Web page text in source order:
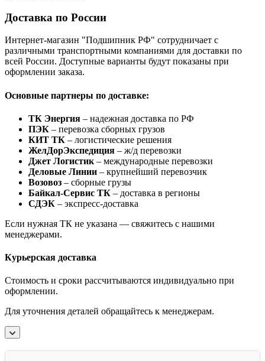
Доставка по России
Интернет-магазин "Подшипник РФ" сотрудничает с
различными транспортными компаниями для доставки по
всей России. Доступные варианты будут показаны при
оформлении заказа.
Основные партнеры по доставке:
ТК Энергия – надежная доставка по РФ
ПЭК – перевозка сборных грузов
КИТ ТК – логистические решения
ЖелДорЭкспедиция – ж/д перевозки
Джет Логистик – международные перевозки
Деловые Линии – крупнейший перевозчик
Возовоз – сборные грузы
Байкал-Сервис ТК – доставка в регионы
СДЭК – экспресс-доставка
Если нужная ТК не указана — свяжитесь с нашими
менеджерами.
Курьерская доставка
Стоимость и сроки рассчитываются индивидуально при
оформлении.
Для уточнения деталей обращайтесь к менеджерам.